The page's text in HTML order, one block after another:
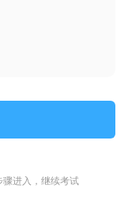
进入，继续考试